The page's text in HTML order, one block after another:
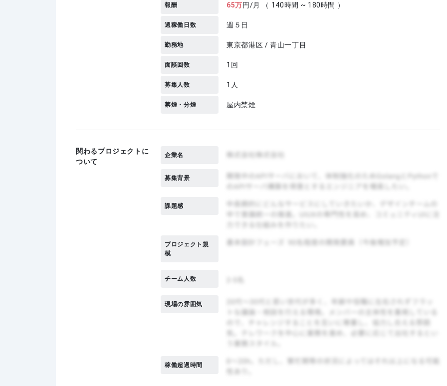
報酬 65万円/月 （ 140時間 ~ 180時間 ）
週稼働日数 週５日
勤務地 東京都港区 / 青山一丁目
面談回数 1回
募集人数 1人
禁煙・分煙 屋内禁煙
関わるプロジェクトに
ついて
企業名
募集背景
課題感
プロジェクト規
模
チーム人数
現場の雰囲気
稼働超過時間